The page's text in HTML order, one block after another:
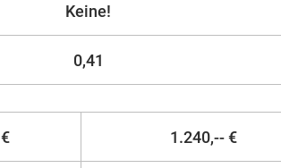
Keine!
0,41
1.240,-- €